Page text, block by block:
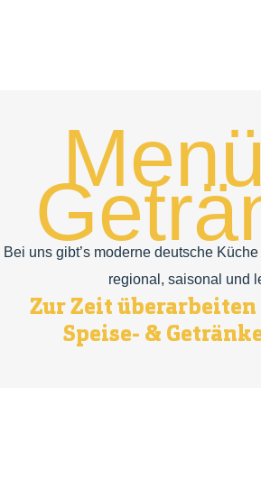
Bei uns gibt’s moderne deutsche
regional, saisonal und
Zur Zeit
Speise- &